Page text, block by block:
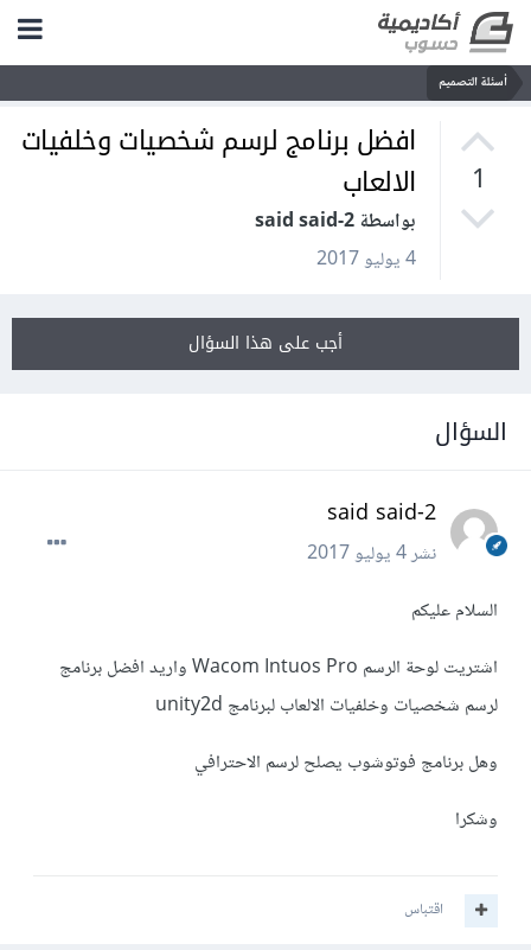
أسئلة التصميم
1
افضل برنامج لرسم شخصيات وخلفيات
الالعاب
بواسطة said said-2
4 يوليو 2017
أجب على هذا السؤال
السؤال
said said-2
نشر4 يوليو 2017
السلام عليكم
اشتريت لوحة الرسم Wacom Intuos Pro واريد افضل برنامج
لرسم شخصيات وخلفيات الالعاب لبرنامج unity2d
وهل برنامج فوتوشوب يصلح لرسم الاحترافي
وشكرا
اقتباس